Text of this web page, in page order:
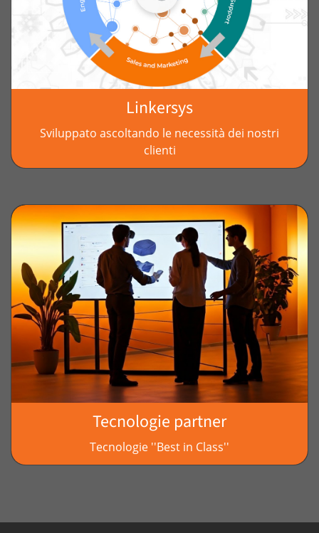
Linkersys
Sviluppato ascoltando le necessità dei nostri
clienti
Tecnologie partner
Tecnologie ''Best in Class''